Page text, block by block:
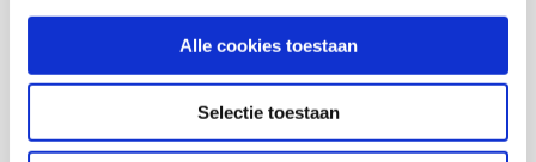
Alle cookies toestaan
Selectie toestaan
In samenwerking met